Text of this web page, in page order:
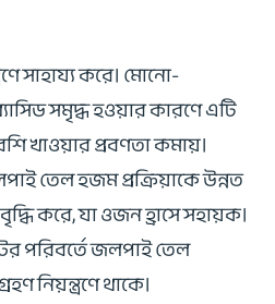
সাহায্য করে। মোনো-
সমৃদ্ধ হওয়ার কারণে এটি
খাওয়ার প্রবণতা কমায়।
তেল হজম প্রক্রিয়াকে উন্নত
করে, যা ওজন হ্রাসে সহায়ক।
পরিবর্তে জলপাই তেল
নিয়ন্ত্রণে থাকে।